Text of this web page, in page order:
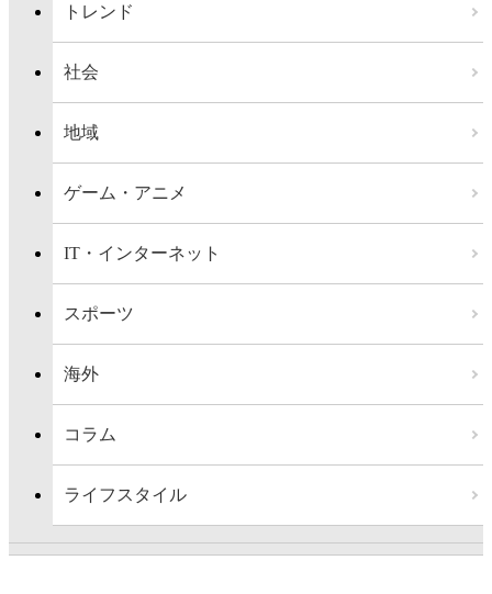
トレンド
社会
地域
ゲーム・アニメ
IT・インターネット
スポーツ
海外
コラム
ライフスタイル